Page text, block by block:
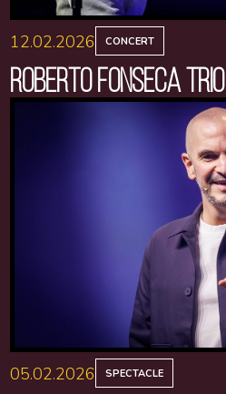
12.02.2026 CONCERT
ROBERTO FONSECA TRIO
05.02.2026 SPECTACLE